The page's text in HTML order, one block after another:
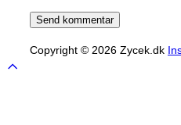
Copyright © 2026 Zycek.dk